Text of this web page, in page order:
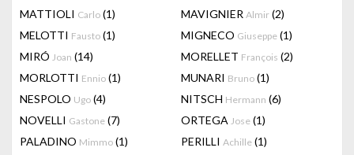
MATTIOLI Carlo (1) MAVIGNIER Almir (2)
MELOTTI Fausto (1) MIGNECO Giuseppe (1)
MIRÓ Joan (14) MORELLET François (2)
MORLOTTI Ennio (1) MUNARI Bruno (1)
NESPOLO Ugo (4) NITSCH Hermann (6)
NOVELLI Gastone (7) ORTEGA Jose (1)
PALADINO Mimmo (1) PERILLI Achille (1)